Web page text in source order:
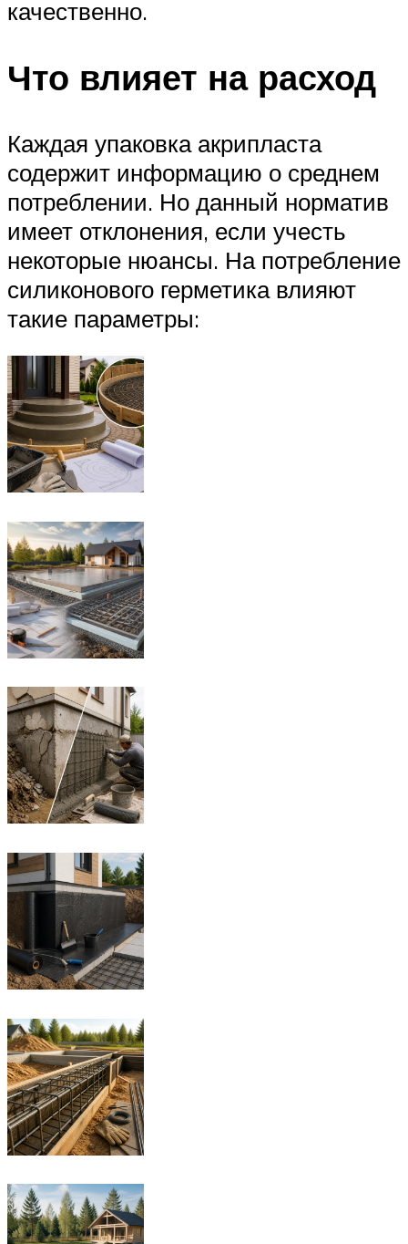
качественно.
Что влияет на расход
Каждая упаковка акрипласта
содержит информацию о среднем
потреблении. Но данный норматив
имеет отклонения, если учесть
некоторые нюансы. На потребление
силиконового герметика влияют
такие параметры: